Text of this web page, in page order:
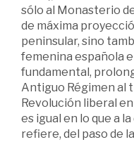
sólo al Monasterio
de máxima
peninsular, sino
femenina española
fundamental,
Antiguo Régimen al
Revolución liberal
es igual en lo que a
refiere, del paso de